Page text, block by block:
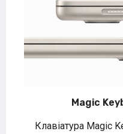
Magic
Клавіатура Magic